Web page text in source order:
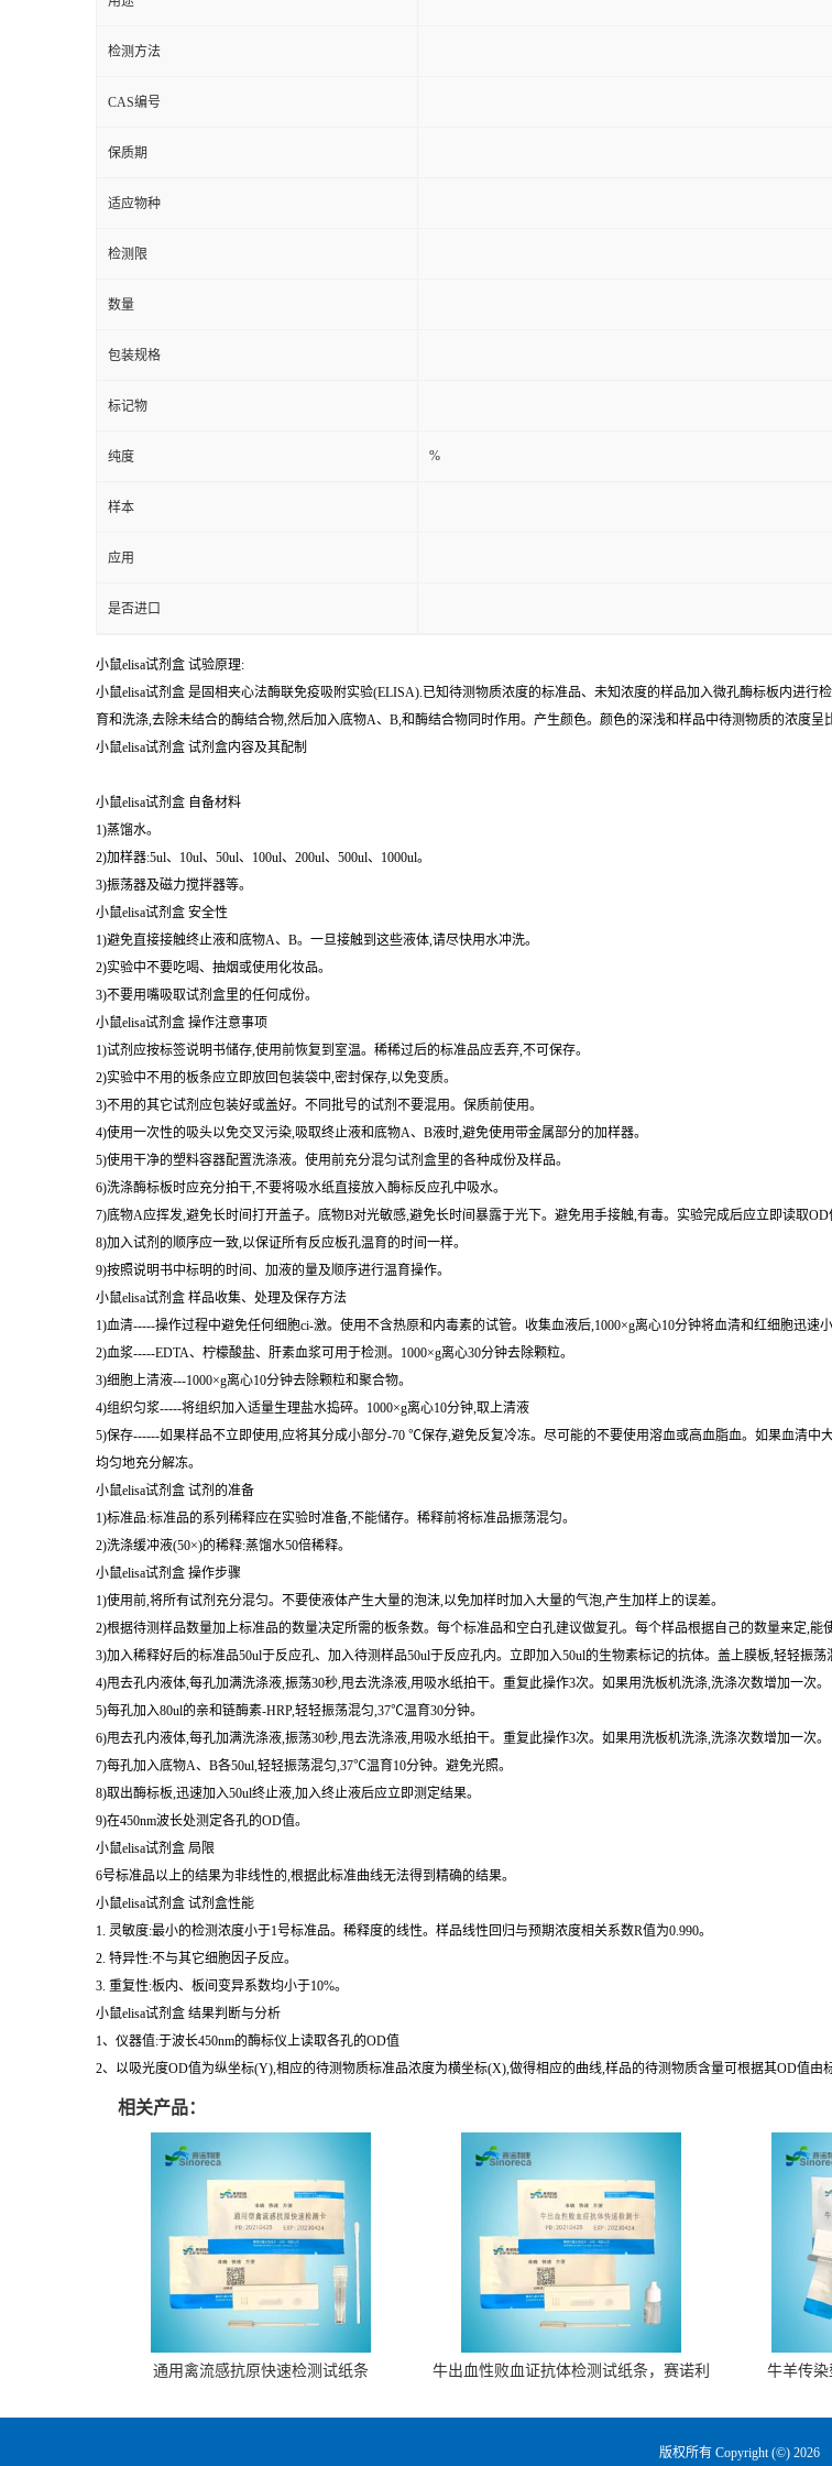
用途
检测方法
CAS编号
保质期
适应物种
检测限
数量
包装规格
标记物
纯度
样本
应用
是否进口
小鼠elisa试剂盒 试验原理:
小鼠elisa试剂盒 是固相夹心法酶联免疫吸附实验(ELISA).已知待测物质浓度的标准品、未知浓度的样品加入微孔酶标板内进行
小鼠elisa试剂盒 试剂盒内容及其配制
小鼠elisa试剂盒 自备材料
1)蒸馏水。
2)加样器:5ul、10ul、50ul、100ul、200ul、500ul、1000ul。
3)振荡器及磁力搅拌器等。
小鼠elisa试剂盒 安全性
1)避免直接接触终止液和底物A、B。一旦接触到这些液体,请尽快用水冲洗。
2)实验中不要吃喝、抽烟或使用化妆品。
3)不要用嘴吸取试剂盒里的任何成份。
小鼠elisa试剂盒 操作注意事项
1)试剂应按标签说明书储存,使用前恢复到室温。稀稀过后的标准品应丢弃,不可保存。
2)实验中不用的板条应立即放回包装袋中,密封保存,以免变质。
3)不用的其它试剂应包装好或盖好。不同批号的试剂不要混用。保质前使用。
4)使用一次性的吸头以免交叉污染,吸取终止液和底物A、B液时,避免使用带金属部分的加样器。
5)使用干净的塑料容器配置洗涤液。使用前充分混匀试剂盒里的各种成份及样品。
6)洗涤酶标板时应充分拍干,不要将吸水纸直接放入酶标反应孔中吸水。
7)底物A应挥发,避免长时间打开盖子。底物B对光敏感,避免长时间暴露于光下。避免用手接触,有毒。实验完成后应立即读取OD
8)加入试剂的顺序应一致,以保证所有反应板孔温育的时间一样。
9)按照说明书中标明的时间、加液的量及顺序进行温育操作。
小鼠elisa试剂盒 样品收集、处理及保存方法
1)血清-----操作过程中避免任何细胞ci-激。使用不含热原和内毒素的试管。收集血液后,1000×g离心10分钟将血清和红细胞迅速小
2)血浆-----EDTA、柠檬酸盐、肝素血浆可用于检测。1000×g离心30分钟去除颗粒。
3)细胞上清液---1000×g离心10分钟去除颗粒和聚合物。
4)组织匀浆-----将组织加入适量生理盐水捣碎。1000×g离心10分钟,取上清液
5)保存------如果样品不立即使用,应将其分成小部分-70 ℃保存,避免反复冷冻。尽可能的不要使用溶血或高血脂血。如果血清
均匀地充分解冻。
小鼠elisa试剂盒 试剂的准备
1)标准品:标准品的系列稀释应在实验时准备,不能储存。稀释前将标准品振荡混匀。
2)洗涤缓冲液(50×)的稀释:蒸馏水50倍稀释。
小鼠elisa试剂盒 操作步骤
1)使用前,将所有试剂充分混匀。不要使液体产生大量的泡沫,以免加样时加入大量的气泡,产生加样上的误差。
2)根据待测样品数量加上标准品的数量决定所需的板条数。每个标准品和空白孔建议做复孔。每个样品根据自己的数量来定,能
3)加入稀释好后的标准品50ul于反应孔、加入待测样品50ul于反应孔内。立即加入50ul的生物素标记的抗体。盖上膜板,轻轻振荡
4)甩去孔内液体,每孔加满洗涤液,振荡30秒,甩去洗涤液,用吸水纸拍干。重复此操作3次。如果用洗板机洗涤,洗涤次数增加一次。
5)每孔加入80ul的亲和链酶素-HRP,轻轻振荡混匀,37℃温育30分钟。
6)甩去孔内液体,每孔加满洗涤液,振荡30秒,甩去洗涤液,用吸水纸拍干。重复此操作3次。如果用洗板机洗涤,洗涤次数增加一次。
7)每孔加入底物A、B各50ul,轻轻振荡混匀,37℃温育10分钟。避免光照。
8)取出酶标板,迅速加入50ul终止液,加入终止液后应立即测定结果。
9)在450nm波长处测定各孔的OD值。
小鼠elisa试剂盒 局限
6号标准品以上的结果为非线性的,根据此标准曲线无法得到精确的结果。
小鼠elisa试剂盒 试剂盒性能
1. 灵敏度:最小的检测浓度小于1号标准品。稀释度的线性。样品线性回归与预期浓度相关系数R值为0.990。
2. 特异性:不与其它细胞因子反应。
3. 重复性:板内、板间变异系数均小于10%。
小鼠elisa试剂盒 结果判断与分析
2、以吸光度OD值为纵坐标(Y),相应的待测物质标准品浓度为横坐标(X),做得相应的曲线,样品的待测物质含量可根据其OD值由
相关产品：
通用禽流感抗原快速检测试纸条
牛出血性败血证抗体检测试纸条，赛诺利
牛羊传